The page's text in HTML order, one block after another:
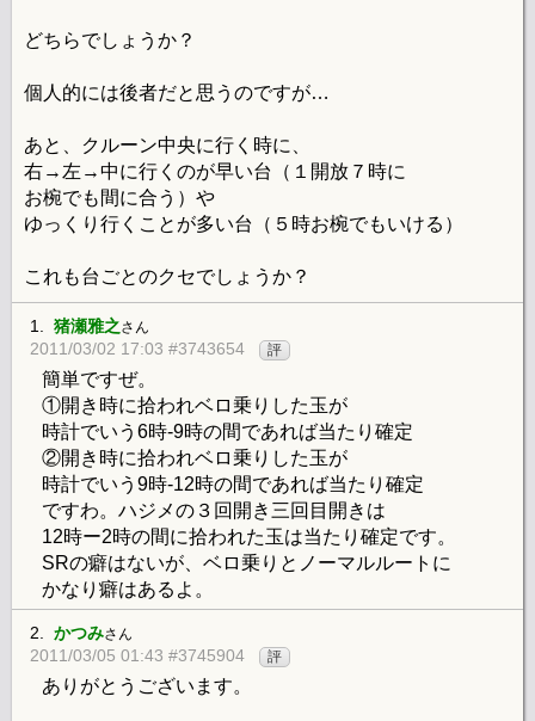
どちらでしょうか？
個人的には後者だと思うのですが…
あと、クルーン中央に行く時に、
右→左→中に行くのが早い台（１開放７時に
お椀でも間に合う）や
ゆっくり行くことが多い台（５時お椀でもいける）
これも台ごとのクセでしょうか？
1. 猪瀬雅之さん
2011/03/02 17:03 #3743654 評
簡単ですぜ。
①開き時に拾われベロ乗りした玉が
時計でいう6時-9時の間であれば当たり確定
②開き時に拾われベロ乗りした玉が
時計でいう9時-12時の間であれば当たり確定
ですわ。ハジメの３回開き三回目開きは
12時ー2時の間に拾われた玉は当たり確定です。
SRの癖はないが、ベロ乗りとノーマルルートに
かなり癖はあるよ。
2. かつみさん
2011/03/05 01:43 #3745904 評
ありがとうございます。